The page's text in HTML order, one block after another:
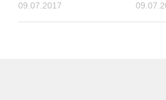
09.07.2017